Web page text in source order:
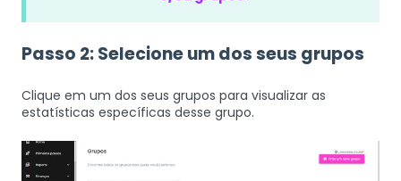
Passo 2: Selecione um dos seus grupos
Clique em um dos seus grupos para visualizar as
estatísticas específicas desse grupo.